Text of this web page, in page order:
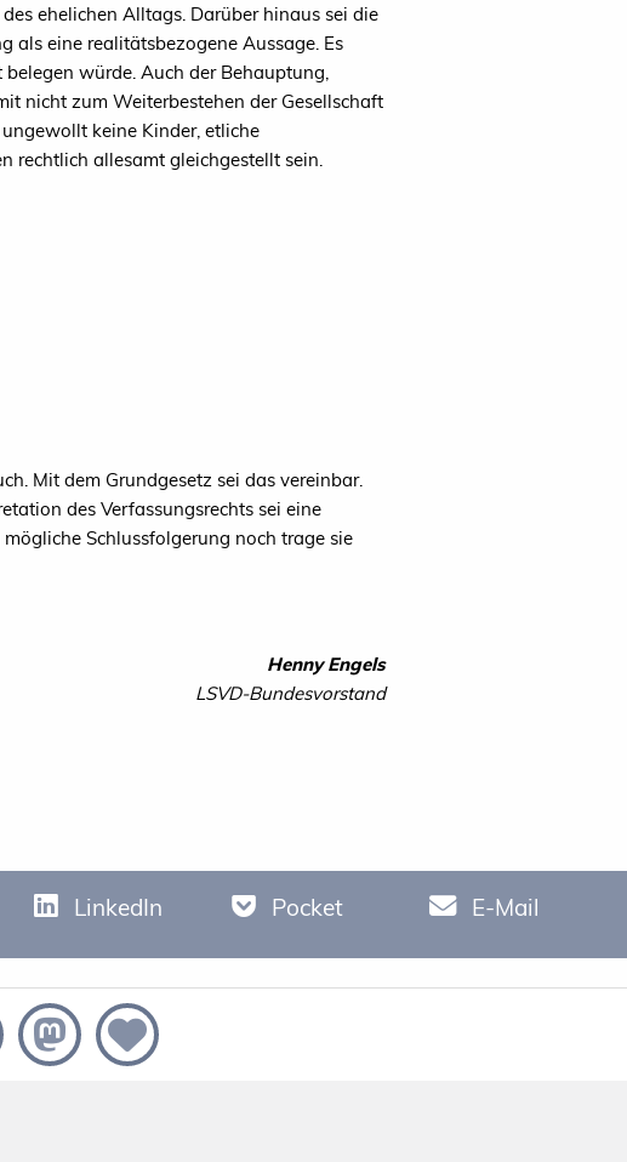
ehelichen Alltags. Darüber hinaus sei die
als eine realitätsbezogene Aussage. Es
würde. Auch der Behauptung,
nicht zum Weiterbestehen der Gesellschaft
keine Kinder, etliche
rechtlich allesamt gleichgestellt sein.
Mit dem Grundgesetz sei das vereinbar.
des Verfassungsrechts sei eine
Schlussfolgerung noch trage sie
Henny Engels
LSVD-Bundesvorstand
LinkedIn Pocket E-Mail